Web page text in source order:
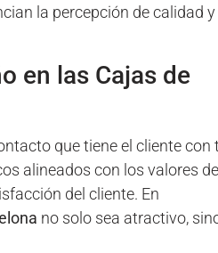
la percepción de calidad y
en las Cajas de
que tiene el cliente con
alineados con los valores
del cliente. En
no solo sea atractivo,